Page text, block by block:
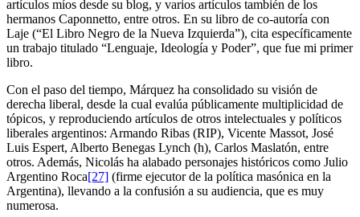
artículos míos desde su blog, y varios artículos también de los
hermanos Caponnetto, entre otros. En su libro de co-autoría con
Laje (“El Libro Negro de la Nueva Izquierda”), cita específicamente
un trabajo titulado “Lenguaje, Ideología y Poder”, que fue mi primer
libro.
Con el paso del tiempo, Márquez ha consolidado su visión de
derecha liberal, desde la cual evalúa públicamente multiplicidad de
tópicos, y reproduciendo artículos de otros intelectuales y políticos
liberales argentinos: Armando Ribas (RIP), Vicente Massot, José
Luis Espert, Alberto Benegas Lynch (h), Carlos Maslatón, entre
otros. Además, Nicolás ha alabado personajes históricos como Julio
Argentino Roca[27] (firme ejecutor de la política masónica en la
Argentina), llevando a la confusión a su audiencia, que es muy
numerosa.